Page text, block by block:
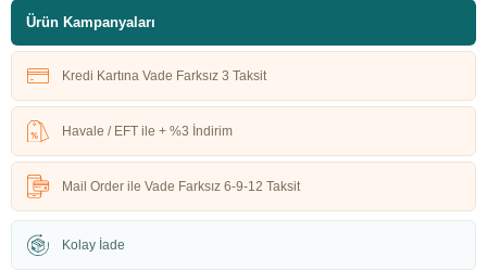
Ürün Kampanyaları
Kredi Kartına Vade Farksız 3 Taksit
Havale / EFT ile + %3 İndirim
Mail Order ile Vade Farksız 6-9-12 Taksit
Kolay İade